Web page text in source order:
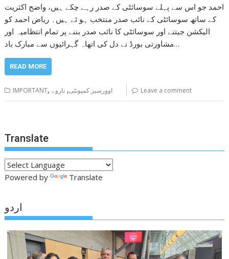
احمد جو اس سے پہلے سوسائٹی کے صدر رہے چکے ہیں، واضح اکثریت
کے ساتھ سوسائٹی کے نائب صدر منتخب ہو ئے ہیں۔ ریاض احمد کو
الیکشن جیتنے اور سوسائٹی کا نائب صدر بننے پر تمام انتظامیہ اور
مشاورتی بورڈ نے دل کی اتھاہ گہرائیوں سے مبارک باد…
READ MORE
IMPORTANT, اوورسیز کمیونٹی, ناروے Leave a comment
Translate
Powered by Translate
اردو